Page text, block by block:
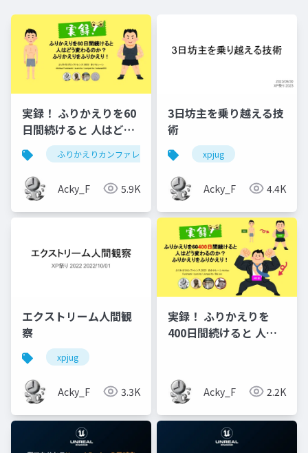
実録！ ふりかえりを60
日間続けると 人はどう
変わるのか？ ふりかえ
りをふりかえり！
ふりかえりカンファレンス2022
Acky_F 5.9K
3日坊主を乗り越える技
術
xpjug
Acky_F 4.4K
エクストリーム人間観
察
xpjug
Acky_F 3.3K
実録！ ふりかえりを
400日間続けると 人は
Acky_F 2.2K